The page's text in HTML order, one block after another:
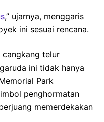
,” ujarnya, menggaris
ini sesuai rencana.
cangkang telur
ini tidak hanya
Park
penghormatan
memerdekakan